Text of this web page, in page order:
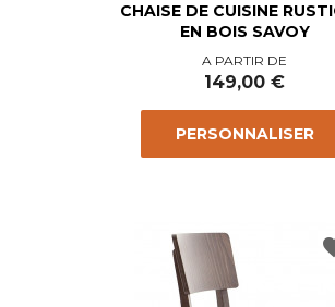
CHAISE DE CUISINE
EN BOIS SAVOY
Prix
A PARTIR DE
149,00 €
PERSONNALISER